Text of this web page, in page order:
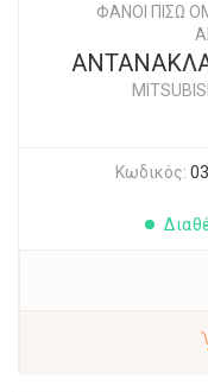
ΦΑΝΟΙ ΠΙΣΩ
Κωδικός: